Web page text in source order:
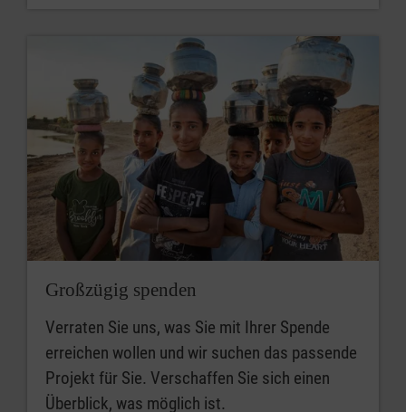
Großzügig spenden
Verraten Sie uns, was Sie mit Ihrer Spende
erreichen wollen und wir suchen das passende
Projekt für Sie. Verschaffen Sie sich einen
Überblick, was möglich ist.